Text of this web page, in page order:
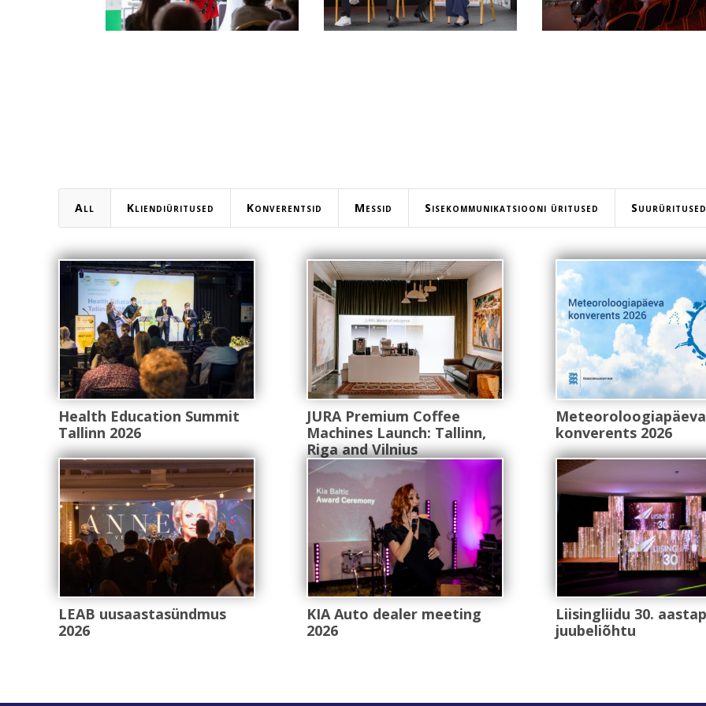
All Kliendiüritused Konverentsid Messid Sisekommunikatsiooni üritused Suurüritused
Health Education Summit
Tallinn 2026
JURA Premium Coffee
Machines Launch: Tallinn,
Riga and Vilnius
Meteoroloogiapäeva
konverents 2026
LEAB uusaastasündmus
2026
KIA Auto dealer meeting
2026
Liisingliidu 30.
juubeliõhtu